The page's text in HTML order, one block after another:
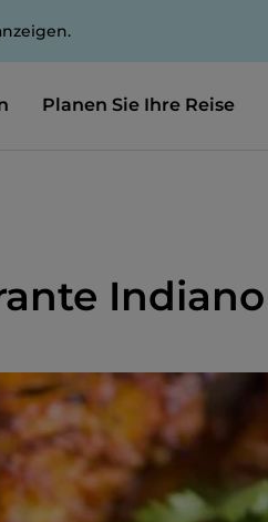
Planen Sie Ihre Reise
Indiano